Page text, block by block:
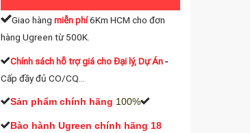
Giao hàng miễn phí 6Km HCM cho đơn
hàng Ugreen từ 500K.
Chính sách hỗ trợ giá cho Đại lý, Dự Án-
Cấp đầy đủ CO/CQ...
Sản phẩm chính hãng 100%
Bào hành Ugreen chính hãng 18